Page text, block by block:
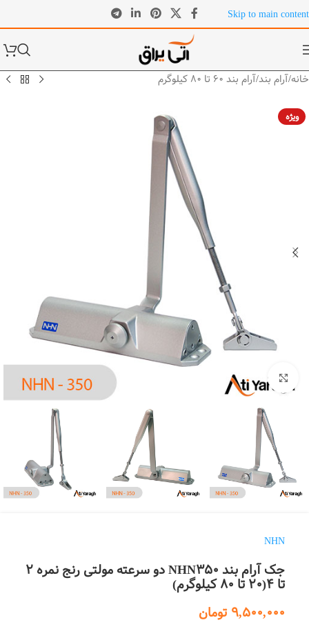
Skip to main content
خانه/آرام بند/آرام بند 60 تا 80 کیلوگرم
ویژه
بزرگنمایی تصویر
NHN
جک آرام بند NHN350 دو سرعته مولتی رنج نمره 2
تا 4(20 تا 80 کیلوگرم)
9,500,000 تومان